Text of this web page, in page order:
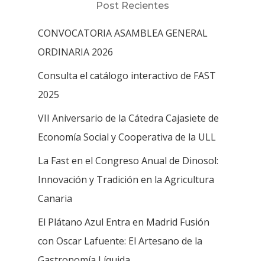
Post Recientes
CONVOCATORIA ASAMBLEA GENERAL
ORDINARIA 2026
Consulta el catálogo interactivo de FAST
2025
VII Aniversario de la Cátedra Cajasiete de
Economía Social y Cooperativa de la ULL
La Fast en el Congreso Anual de Dinosol:
Innovación y Tradición en la Agricultura
Canaria
El Plátano Azul Entra en Madrid Fusión
con Oscar Lafuente: El Artesano de la